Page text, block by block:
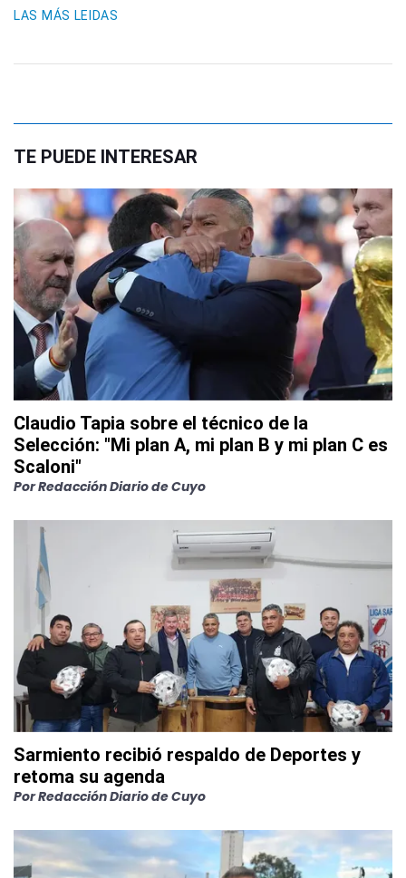
LAS MÁS LEIDAS
TE PUEDE INTERESAR
Claudio Tapia sobre el técnico de la
Selección: "Mi plan A, mi plan B y mi plan C es
Scaloni"
PorRedacción Diario de Cuyo
Sarmiento recibió respaldo de Deportes y
retoma su agenda
PorRedacción Diario de Cuyo